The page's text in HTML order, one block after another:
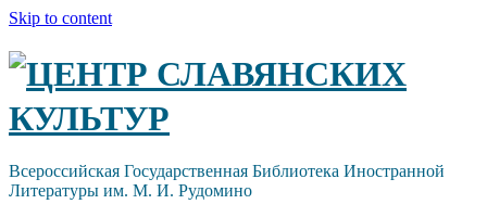
Skip to content
ЦЕНТР СЛАВЯНСКИХ
КУЛЬТУР
Всероссийская Государственная Библиотека Иностранной
Литературы им. М. И. Рудомино